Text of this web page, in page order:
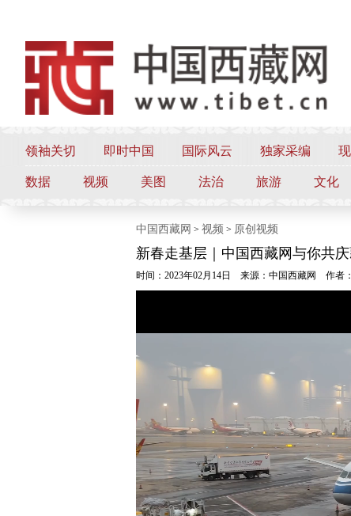
领袖关切 即时中国 国际风云 独家采编
数据 视频 美图 法治 旅游 文化
中国西藏网 > 视频 > 原创视频
新春走基层｜中国西藏网与你共
时间：2023年02月14日 来源：中国西藏网 作者